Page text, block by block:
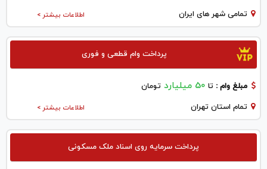
اطلاعات بیشتر > تمامی شهر های ایران
پرداخت وام قطعی و فوری
مبلغ وام : تا 50 میلیارد تومان
اطلاعات بیشتر > تمام استان تهران
پرداخت سرمایه روی اسناد ملک مسکونی